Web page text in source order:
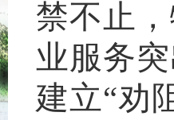
禁不止
业服务
建立“劝